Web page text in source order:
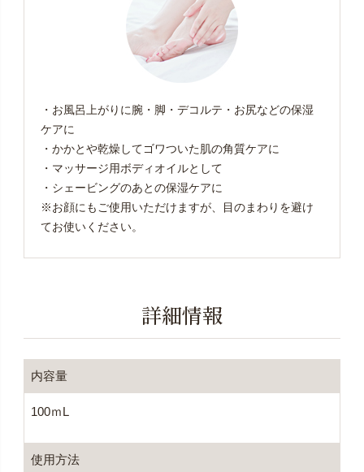
・お風呂上がりに腕・脚・デコルテ・お尻などの保湿
ケアに
・かかとや乾燥してゴワついた肌の角質ケアに
・マッサージ用ボディオイルとして
・シェービングのあとの保湿ケアに
※お顔にもご使用いただけますが、目のまわりを避け
てお使いください。
詳細情報
内容量
100ｍL
使用方法